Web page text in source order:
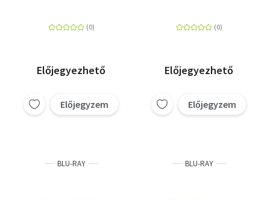
Előjegyezhető
Előjegyzem
Előjegyezhető
Előjegyzem
BLU-RAY BLU-RAY